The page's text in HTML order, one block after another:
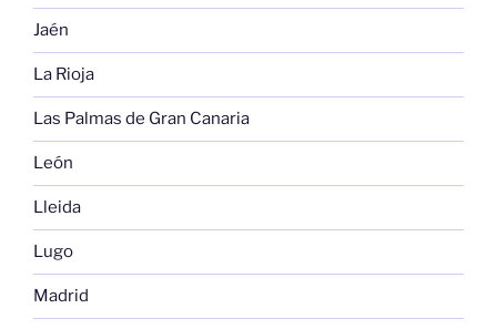
Jaén
La Rioja
Las Palmas de Gran Canaria
León
Lleida
Lugo
Madrid